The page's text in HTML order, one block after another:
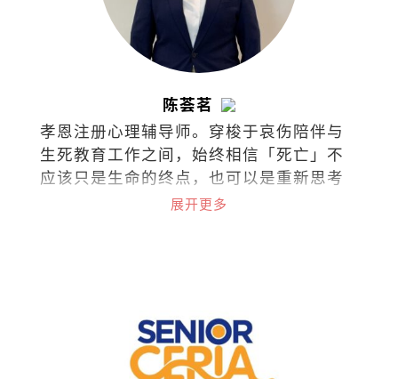
陈荟茗
孝恩注册心理辅导师。穿梭于哀伤陪伴与
生死教育工作之间，始终相信「死亡」不
应该只是生命的终点，也可以是重新思考
与理解生命与关系的起点。
展开更多